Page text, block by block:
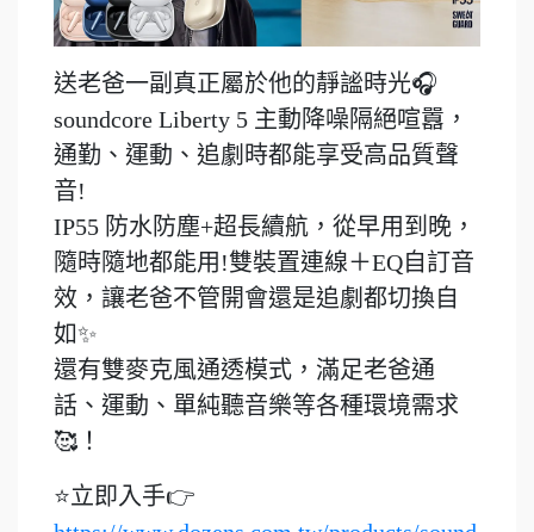
送老爸一副真正屬於他的靜謐時光🎧
soundcore Liberty 5 主動降噪隔絕喧囂，
通勤、運動、追劇時都能享受高品質聲
音!
IP55 防水防塵+超長續航，從早用到晚，
隨時隨地都能用!雙裝置連線＋EQ自訂音
效，讓老爸不管開會還是追劇都切換自
如✨
還有雙麥克風通透模式，滿足老爸通
話、運動、單純聽音樂等各種環境需求
🥰！
⭐立即入手👉